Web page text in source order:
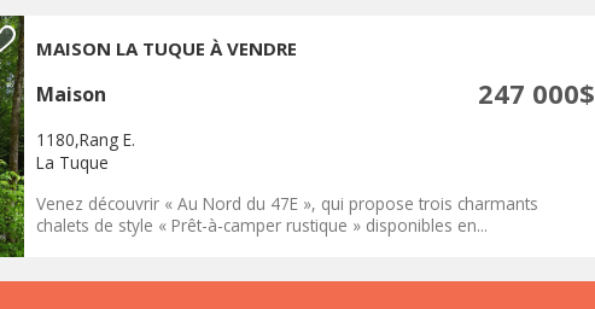
MAISON LA TUQUE À VENDRE
Maison 247 000$
1180,Rang E.
La Tuque
Venez découvrir « Au Nord du 47E », qui propose trois charmants
chalets de style « Prêt-à-camper rustique » disponibles en...